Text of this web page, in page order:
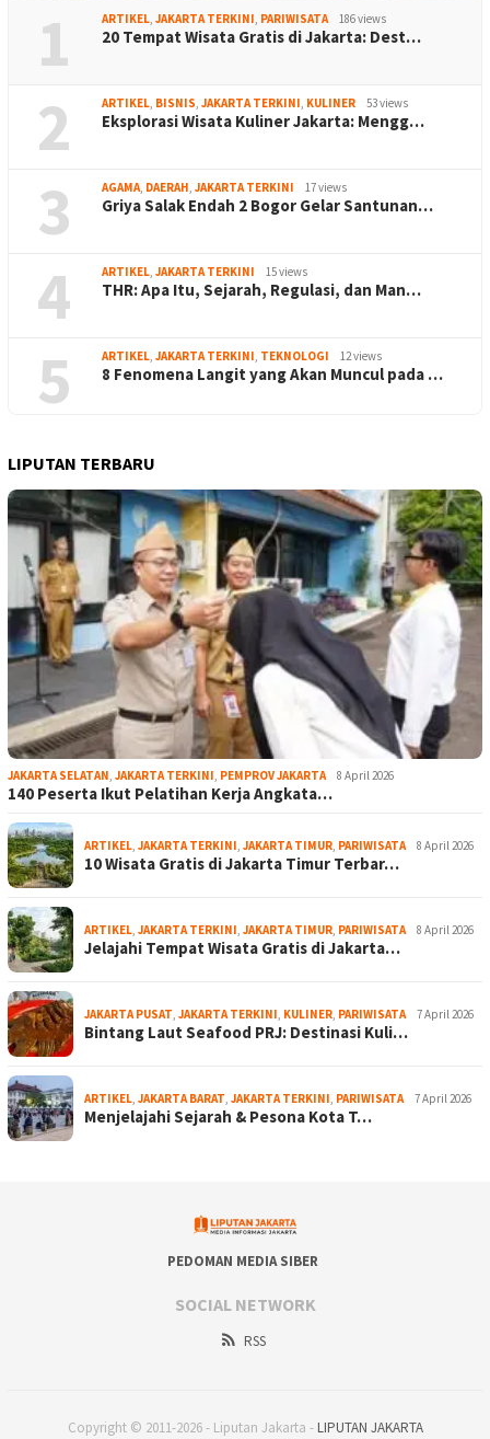
1 ARTIKEL, JAKARTA TERKINI, PARIWISATA 186 views
20 Tempat Wisata Gratis di Jakarta: Dest…
2 ARTIKEL, BISNIS, JAKARTA TERKINI, KULINER 53 views
Eksplorasi Wisata Kuliner Jakarta: Mengg…
3 AGAMA, DAERAH, JAKARTA TERKINI 17 views
Griya Salak Endah 2 Bogor Gelar Santunan…
4 ARTIKEL, JAKARTA TERKINI 15 views
THR: Apa Itu, Sejarah, Regulasi, dan Man…
5 ARTIKEL, JAKARTA TERKINI, TEKNOLOGI 12 views
8 Fenomena Langit yang Akan Muncul pada …
LIPUTAN TERBARU
JAKARTA SELATAN, JAKARTA TERKINI, PEMPROV JAKARTA 8 April 2026
140 Peserta Ikut Pelatihan Kerja Angkata…
ARTIKEL, JAKARTA TERKINI, JAKARTA TIMUR, PARIWISATA 8 April 2026
10 Wisata Gratis di Jakarta Timur Terbar…
ARTIKEL, JAKARTA TERKINI, JAKARTA TIMUR, PARIWISATA 8 April 2026
Jelajahi Tempat Wisata Gratis di Jakarta…
JAKARTA PUSAT, JAKARTA TERKINI, KULINER, PARIWISATA 7 April 2026
Bintang Laut Seafood PRJ: Destinasi Kuli…
ARTIKEL, JAKARTA BARAT, JAKARTA TERKINI, PARIWISATA 7 April 2026
Menjelajahi Sejarah & Pesona Kota T…
PEDOMAN MEDIA SIBER
SOCIAL NETWORK
RSS
Copyright © 2011-2026 - Liputan Jakarta - LIPUTAN JAKARTA